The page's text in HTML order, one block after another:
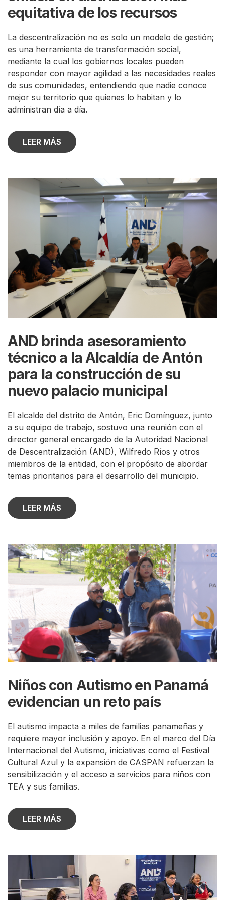
equitativa de los recursos
La descentralización no es solo un modelo de gestión;
es una herramienta de transformación social,
mediante la cual los gobiernos locales pueden
responder con mayor agilidad a las necesidades reales
de sus comunidades, entendiendo que nadie conoce
mejor su territorio que quienes lo habitan y lo
administran día a día.
LEER MÁS
AND brinda asesoramiento
técnico a la Alcaldía de Antón
para la construcción de su
nuevo palacio municipal
El alcalde del distrito de Antón, Eric Domínguez, junto
a su equipo de trabajo, sostuvo una reunión con el
director general encargado de la Autoridad Nacional
de Descentralización (AND), Wilfredo Ríos y otros
miembros de la entidad, con el propósito de abordar
temas prioritarios para el desarrollo del municipio.
LEER MÁS
Niños con Autismo en Panamá
evidencian un reto país
El autismo impacta a miles de familias panameñas y
requiere mayor inclusión y apoyo. En el marco del Día
Internacional del Autismo, iniciativas como el Festival
Cultural Azul y la expansión de CASPAN refuerzan la
sensibilización y el acceso a servicios para niños con
TEA y sus familias.
LEER MÁS